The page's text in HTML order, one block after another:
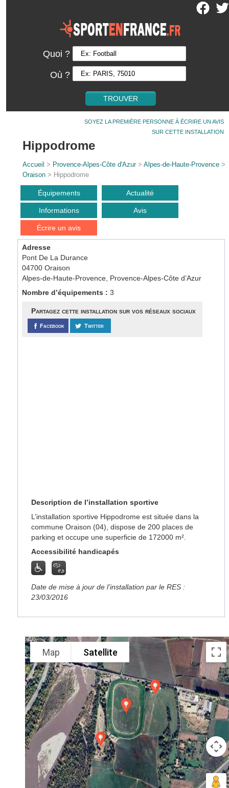
Quoi ?
Où ?
SOYEZ LA PREMIÈRE PERSONNE À ÉCRIRE UN AVIS
SUR CETTE INSTALLATION
Hippodrome
Accueil > Provence-Alpes-Côte d'Azur>Alpes-de-Haute-Provence >
Oraison > Hippodrome
Équipements Actualité
Informations Avis
Écrire un avis
Adresse
Pont De La Durance
04700 Oraison
Alpes-de-Haute-Provence, Provence-Alpes-Côte d’Azur
Nombre d’équipements :3
Partagez cette installation sur vos réseaux sociaux
Facebook Twitter
Description de l’installation sportive
L’installation sportive Hippodrome est située dans la
commune Oraison (04), dispose de 200 places de
parking et occupe une superficie de 172000 m².
Accessibilité handicapés
Date de mise à jour de l’installation par le RES :
23/03/2016
Map Satellite